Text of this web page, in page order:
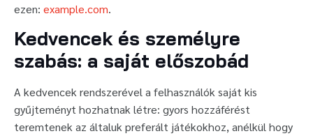
ezen: example.com.
Kedvencek és személyre
szabás: a saját előszobád
A kedvencek rendszerével a felhasználók saját kis
gyűjteményt hozhatnak létre: gyors hozzáférést
teremtenek az általuk preferált játékokhoz, anélkül hogy